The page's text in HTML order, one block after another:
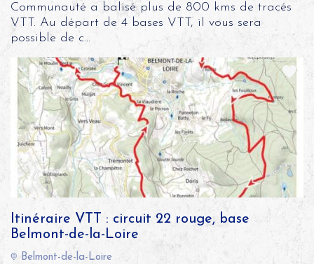
Communauté a balisé plus de 800 kms de tracés
VTT. Au départ de 4 bases VTT, il vous sera
possible de c...
Itinéraire VTT : circuit 22 rouge, base
Belmont-de-la-Loire
Belmont-de-la-Loire